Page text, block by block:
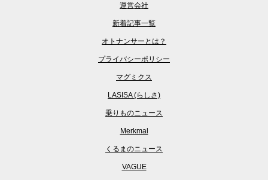
運営会社
新着記事一覧
オトナンサーとは？
プライバシーポリシー
マグミクス
LASISA (らしさ)
乗りものニュース
Merkmal
くるまのニュース
VAGUE